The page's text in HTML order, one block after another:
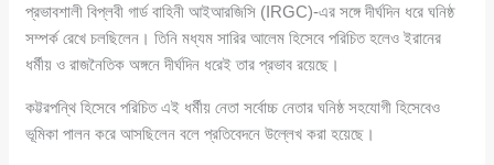
প্রভাবশালী বিপ্লবী গার্ড বাহিনী আইআরজিসি (IRGC)-এর সঙ্গে দীর্ঘদিন ধরে ঘনিষ্ঠ
সম্পর্ক রেখে চলছিলেন। তিনি মধ্যম সারির আলেম হিসেবে পরিচিত হলেও ইরানের
ধর্মীয় ও রাজনৈতিক অঙ্গনে দীর্ঘদিন ধরেই তার প্রভাব রয়েছে।
কট্টরপন্থি হিসেবে পরিচিত এই ধর্মীয় নেতা সর্বোচ্চ নেতার ঘনিষ্ঠ সহযোগী হিসেবেও
ভূমিকা পালন করে আসছিলেন বলে প্রতিবেদনে উল্লেখ করা হয়েছে।